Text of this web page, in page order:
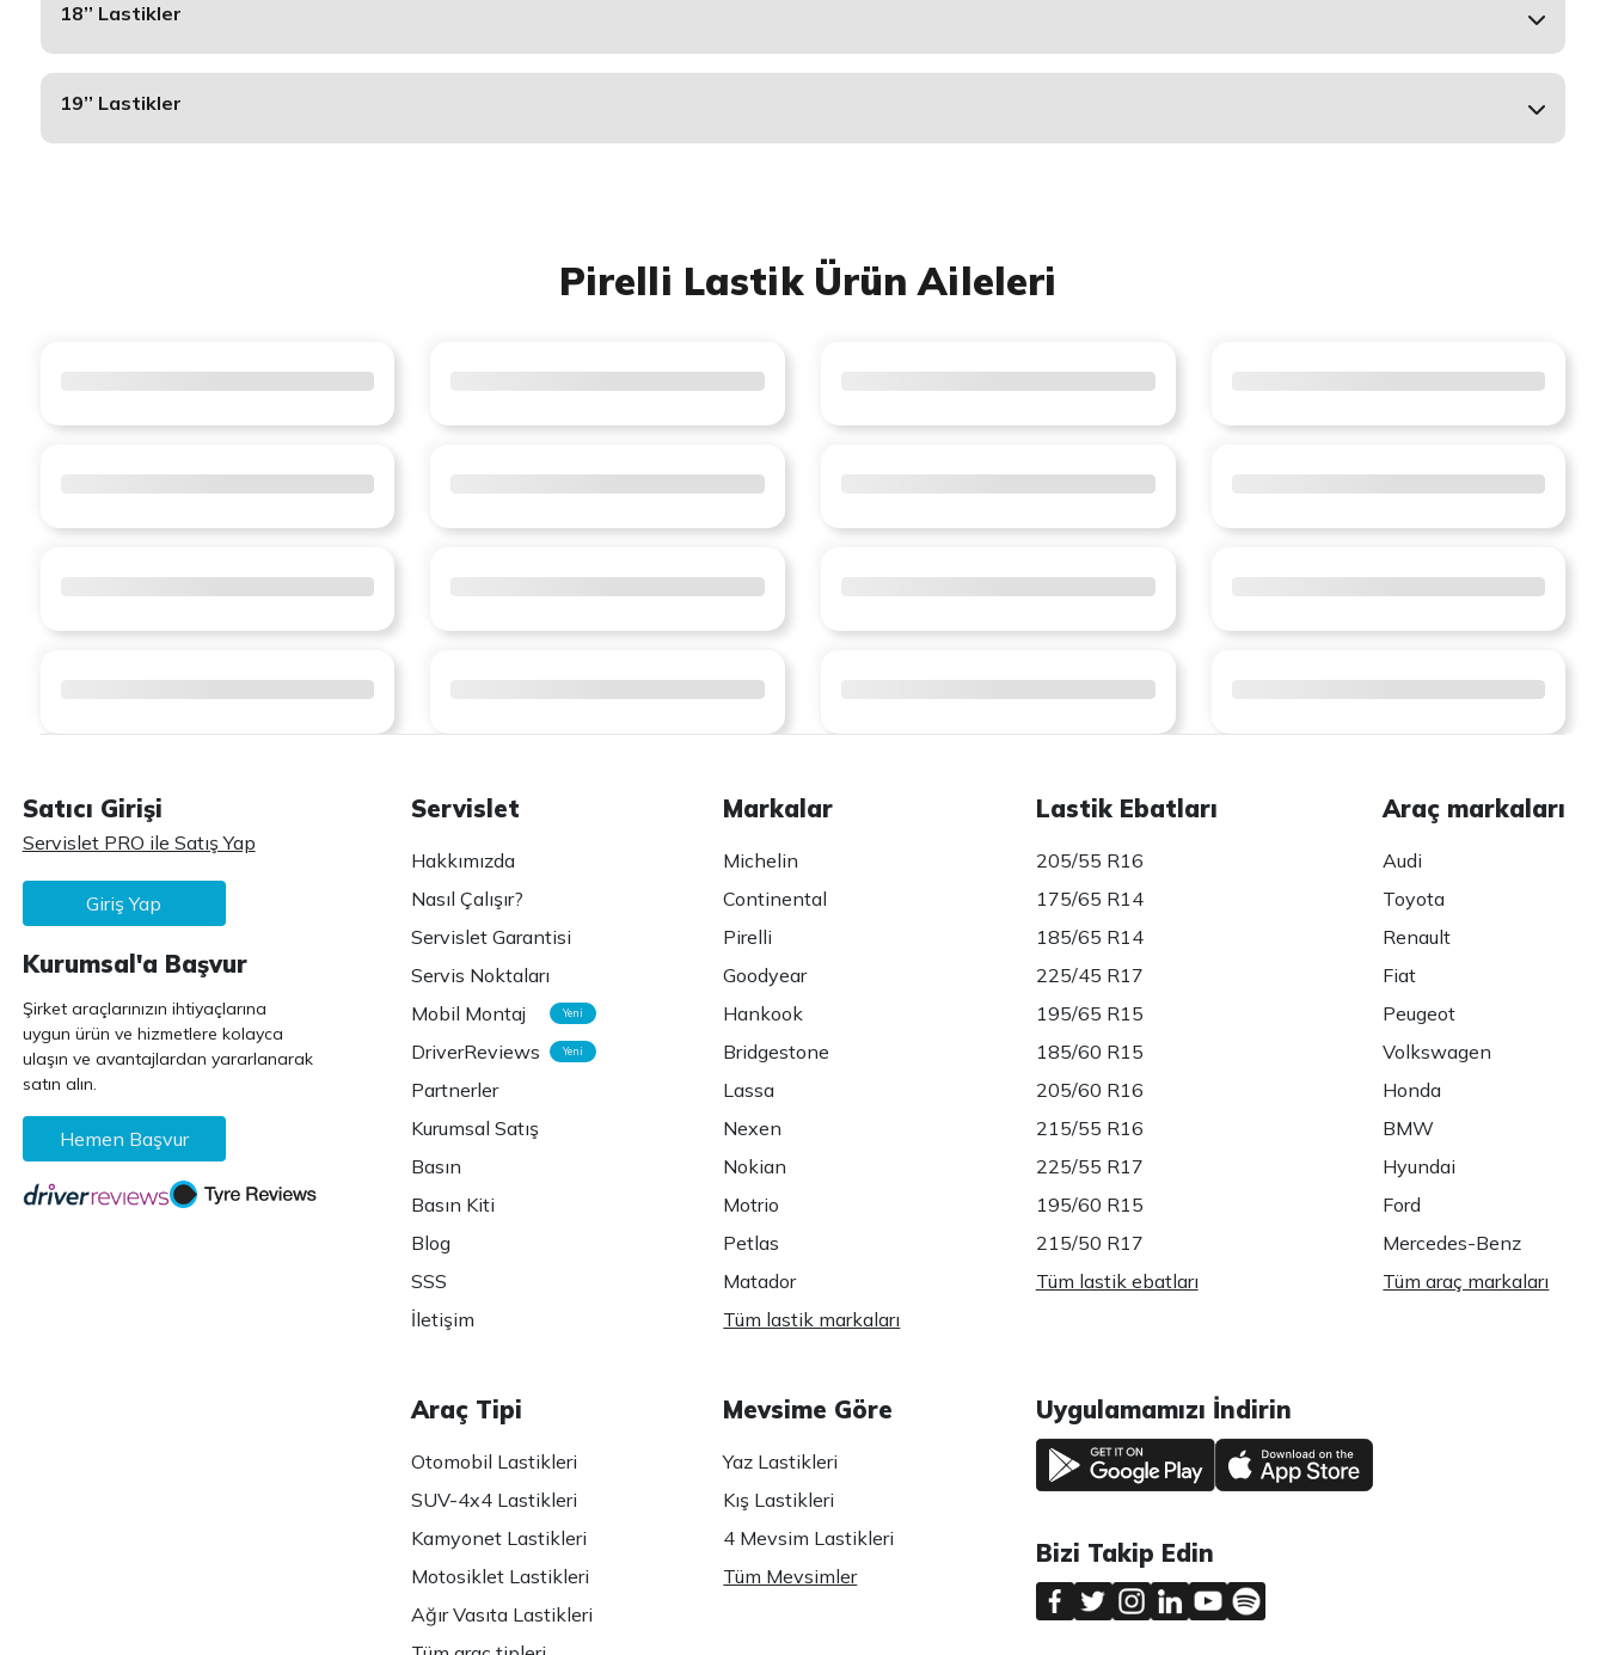
18’’ Lastikler
19’’ Lastikler
Pirelli Lastik Ürün Aileleri
Satıcı Girişi
Servislet PRO ile Satış Yap
Giriş Yap
Kurumsal'a Başvur
Şirket araçlarınızın ihtiyaçlarına
uygun ürün ve hizmetlere kolayca
ulaşın ve avantajlardan yararlanarak
satın alın.
Hemen Başvur
Servislet
Hakkımızda
Nasıl Çalışır?
Servislet Garantisi
Servis Noktaları
Mobil Montaj
Yeni
DriverReviews Yeni
Partnerler
Kurumsal Satış
Basın
Basın Kiti
Blog
SSS
İletişim
Markalar
Michelin
Continental
Pirelli
Goodyear
Hankook
Bridgestone
Lassa
Nexen
Nokian
Motrio
Petlas
Matador
Tüm lastik markaları
Lastik Ebatları
205/55 R16
175/65 R14
185/65 R14
225/45 R17
195/65 R15
185/60 R15
205/60 R16
215/55 R16
225/55 R17
195/60 R15
215/50 R17
Tüm lastik ebatları
Araç markaları
Audi
Toyota
Renault
Fiat
Peugeot
Volkswagen
Honda
BMW
Hyundai
Ford
Mercedes-Benz
Tüm araç markaları
Araç Tipi
Otomobil Lastikleri
SUV-4x4 Lastikleri
Kamyonet Lastikleri
Motosiklet Lastikleri
Ağır Vasıta Lastikleri
Mevsime Göre
Yaz Lastikleri
Kış Lastikleri
4 Mevsim Lastikleri
Tüm Mevsimler
Uygulamamızı İndirin
Bizi Takip Edin